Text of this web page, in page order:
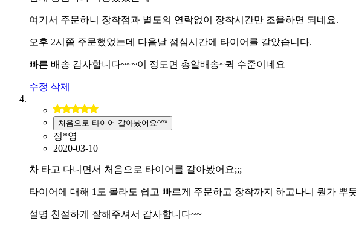
여기서 주문하니 장착점과 별도의 연락없이 장착시간만 조율하면 되네요.
오후 2시쯤 주문했었는데 다음날 점심시간에 타이어를 갈았습니다.
빠른 배송 감사합니다~~~이 정도면 총알배송~퀵 수준이네요
수정 삭제
처음으로 타이어 갈아봤어요^^*
정*영
2020-03-10
차 타고 다니면서 처음으로 타이어를 갈아봤어요;;;
타이어에 대해 1도 몰라도 쉽고 빠르게 주문하고 장착까지 하고나니 뭔가 뿌
설명 친절하게 잘해주셔서 감사합니다~~